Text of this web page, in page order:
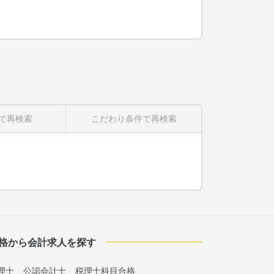
再検索 こだわり条件で再検索
から会計求人を探す
士 公認会計士 税理士科目合格